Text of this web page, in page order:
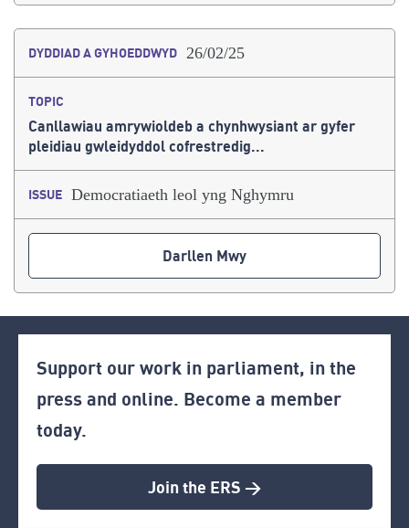
DYDDIAD A GYHOEDDWYD 26/02/25
TOPIC
Canllawiau amrywioldeb a chynhwysiant ar gyfer
pleidiau gwleidyddol cofrestredig...
ISSUE Democratiaeth leol yng Nghymru
Darllen Mwy
Support our work in parliament, in the
press and online. Become a member
today.
Join the ERS >